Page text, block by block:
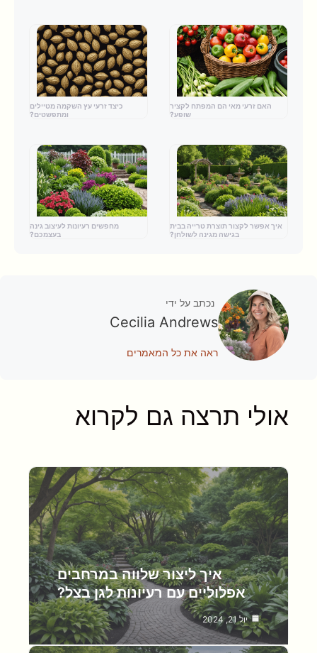
האם זרעי מאי הם המפתח לקציר
שופע?
כיצד זרעי עץ השקמה מטיילים
ומתפשטים?
איך אפשר לקצור תוצרת טרייה בבית
בגישה מגינה לשולחן?
מחפשים רעיונות לעיצוב גינה
בעצמכם?
נכתב על ידי
Cecilia Andrews
ראה את כל המאמרים
אולי תרצה גם לקרוא
איך ליצור שלווה במרחבים
אפלוליים עם רעיונות לגן בצל?
יול 21, 2024